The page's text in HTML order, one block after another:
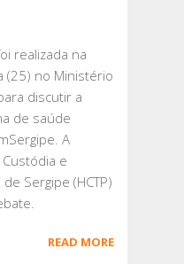
realizada na
(25) no Ministério
discutir a
de saúde
A
e
Sergipe (HCTP)
READ MORE